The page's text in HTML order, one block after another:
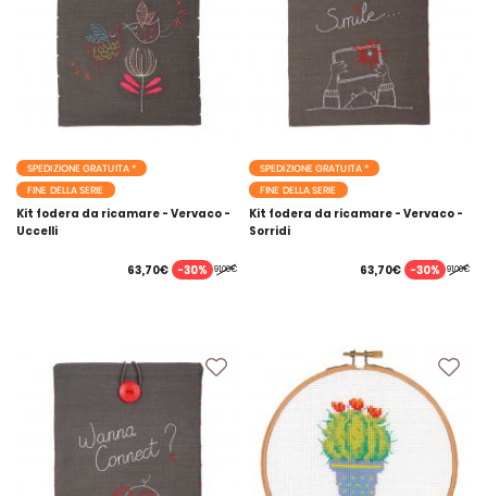
SPEDIZIONE GRATUITA *
FINE DELLA SERIE
Kit fodera da ricamare - Vervaco -
Uccelli
91,00€
63,70€ -30%
SPEDIZIONE GRATUITA *
FINE DELLA SERIE
Kit fodera da ricamare - Vervaco -
Sorridi
91,00€
63,70€ -30%